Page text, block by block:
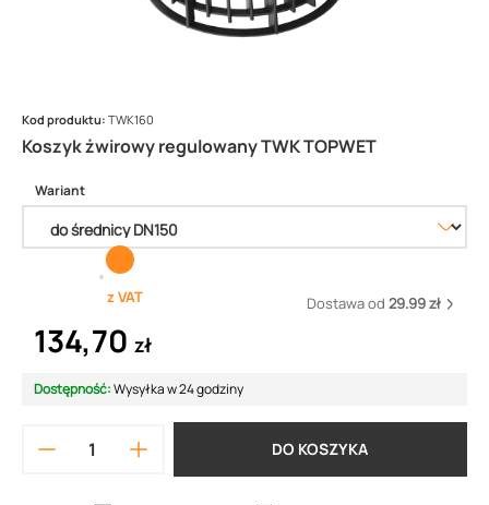
Koszyk żwirowy regulowany TWK TOPWET
Kod produktu: TWK160
Wariant
z VAT Dostawa od 29.99 zł
134,70 zł
Dostępność:Wysyłka w 24 godziny
DO KOSZYKA